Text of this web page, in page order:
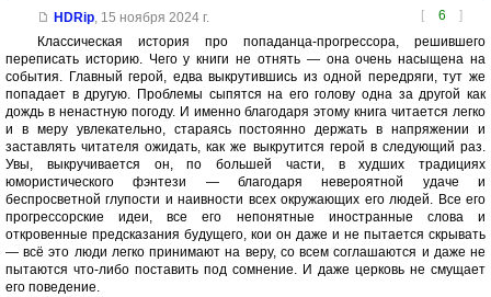
[ 6 ]
HDRip, 15 ноября 2024 г.
Классическая история про попаданца-прогрессора, решившего
переписать историю. Чего у книги не отнять — она очень насыщена на
события. Главный герой, едва выкрутившись из одной передряги, тут же
попадает в другую. Проблемы сыпятся на его голову одна за другой как
дождь в ненастную погоду. И именно благодаря этому книга читается легко
и в меру увлекательно, стараясь постоянно держать в напряжении и
заставлять читателя ожидать, как же выкрутится герой в следующий раз.
Увы, выкручивается он, по большей части, в худших традициях
юмористического фэнтези — благодаря невероятной удаче и
беспросветной глупости и наивности всех окружающих его людей. Все его
прогрессорские идеи, все его непонятные иностранные слова и
откровенные предсказания будущего, кои он даже и не пытается скрывать
— всё это люди легко принимают на веру, со всем соглашаются и даже не
пытаются что-либо поставить под сомнение. И даже церковь не смущает
его поведение.